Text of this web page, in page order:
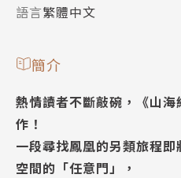
語言繁體中文
簡介
熱情讀者不斷敲碗，《山
作！
一段尋找鳳凰的另類旅程
空間的「任意門」，